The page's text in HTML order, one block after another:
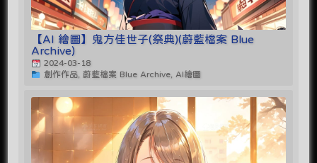
【AI 繪圖】鬼方佳世子(祭典)(蔚藍檔案 Blue
Archive)
2024-03-18
創作作品, 蔚藍檔案 Blue Archive, AI繪圖